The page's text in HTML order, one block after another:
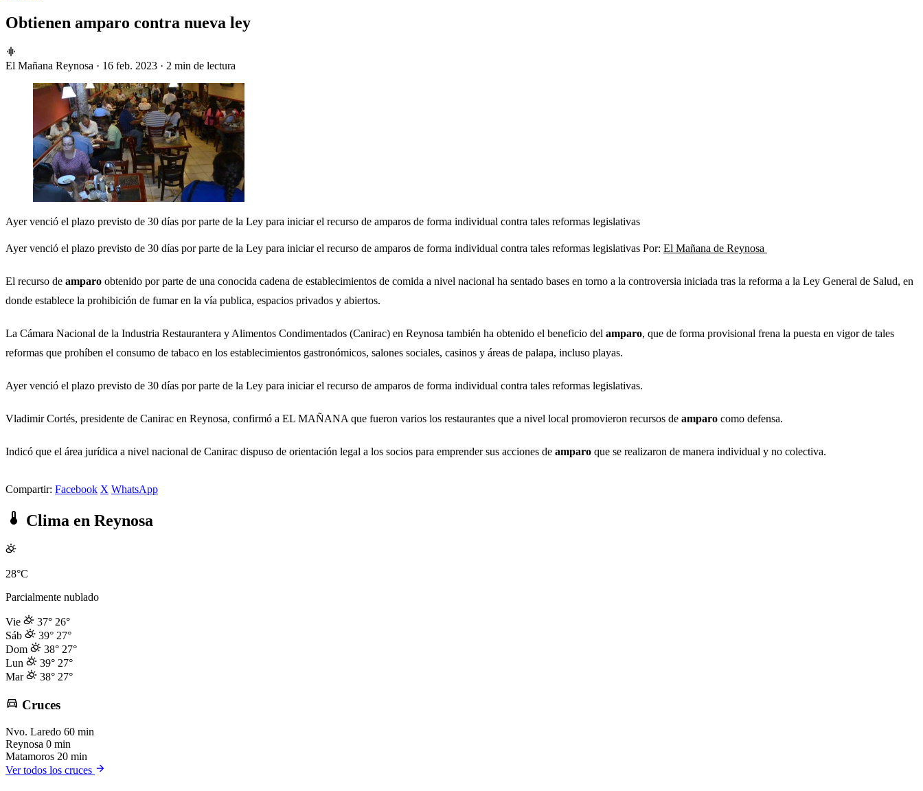
Obtienen amparo contra nueva ley
El Mañana Reynosa · 16 feb. 2023 · 2 min de lectura
Ayer venció el plazo previsto de 30 días por parte de la Ley para iniciar el recurso de amparos de forma individual contra tales reformas legislativas
Ayer venció el plazo previsto de 30 días por parte de la Ley para iniciar el recurso de amparos de forma individual contra tales reformas legislativas Por: El Mañana de Reynosa
El recurso de amparo obtenido por parte de una conocida cadena de establecimientos de comida a nivel nacional ha sentado bases en torno a la controversia iniciada tras la reforma a la Ley General de Salud, en
donde establece la prohibición de fumar en la vía publica, espacios privados y abiertos.
La Cámara Nacional de la Industria Restaurantera y Alimentos Condimentados (Canirac) en Reynosa también ha obtenido el beneficio del amparo, que de forma provisional frena la puesta en vigor de tales
reformas que prohíben el consumo de tabaco en los establecimientos gastronómicos, salones sociales, casinos y áreas de palapa, incluso playas.
Ayer venció el plazo previsto de 30 días por parte de la Ley para iniciar el recurso de amparos de forma individual contra tales reformas legislativas.
Vladimir Cortés, presidente de Canirac en Reynosa, confirmó a EL MAÑANA que fueron varios los restaurantes que a nivel local promovieron recursos de amparo como defensa.
Indicó que el área jurídica a nivel nacional de Canirac dispuso de orientación legal a los socios para emprender sus acciones de amparo que se realizaron de manera individual y no colectiva.
Compartir: Facebook X WhatsApp
Clima en Reynosa
28°C
Parcialmente nublado
Vie 37° 26°
Sáb
39° 27°
Dom
38° 27°
Lun
39° 27°
Mar
38° 27°
Cruces
Nvo. Laredo 60 min
Reynosa 0 min
Matamoros 20 min
Ver todos los cruces